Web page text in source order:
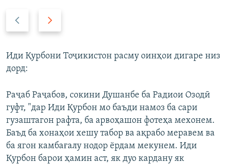
и
н
д
Иди Қурбони Тоҷикистон расму оинҳои дигаре низ
дорд:
Раҷаб Раҷабов, сокини Душанбе ба Радиои Озодӣ
гуфт, "дар Иди Қурбон мо баъди намоз ба сари
гузаштагон рафта, ба арвоҳашон фотеҳа мехонем.
Баъд ба хонаҳои хешу табор ва ақрабо меравем ва
ба ягон камбағалу нодор ёрдам мекунем. Иди
Қурбон барои ҳамин аст, як дуо кардану як